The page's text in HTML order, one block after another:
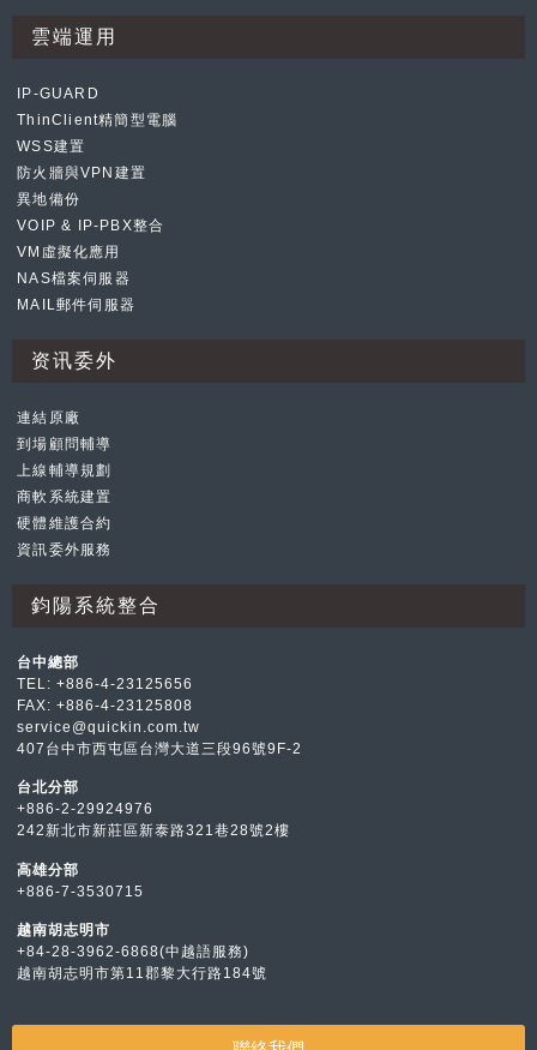
雲端運用
IP-GUARD
ThinClient精簡型電腦
WSS建置
防火牆與VPN建置
異地備份
VOIP & IP-PBX整合
VM虛擬化應用
NAS檔案伺服器
MAIL郵件伺服器
资讯委外
連結原廠
到場顧問輔導
上線輔導規劃
商軟系統建置
硬體維護合約
資訊委外服務
鈞陽系統整合
台中總部
TEL: +886-4-23125656
FAX: +886-4-23125808
service@quickin.com.tw
407台中市西屯區台灣大道三段96號9F-2
台北分部
+886-2-29924976
242新北市新莊區新泰路321巷28號2樓
高雄分部
+886-7-3530715
越南胡志明市
+84-28-3962-6868(中越語服務)
越南胡志明市第11郡黎大行路184號